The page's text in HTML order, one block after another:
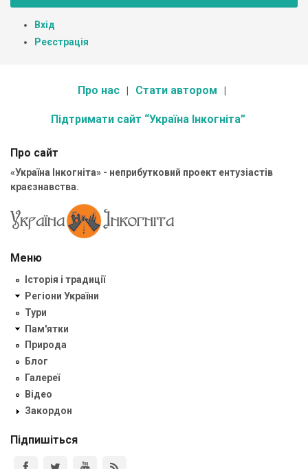
Вхід
Реєстрація
Про нас Стати автором
Підтримати сайт “Україна Інкогніта”
Про сайт
«Україна Інкогніта» - неприбутковий проект ентузіастів
краєзнавства.
Меню
Історія і традиції
Регіони України
Тури
Пам'ятки
Природа
Блог
Галереї
Відео
Закордон
Підпишіться